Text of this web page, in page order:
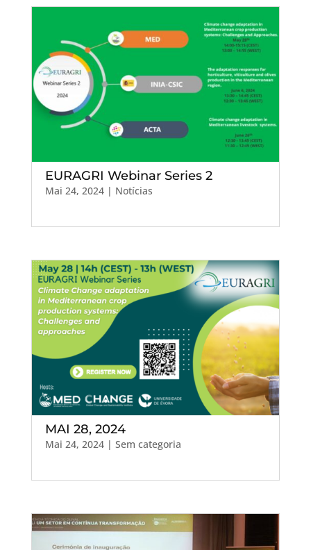
EURAGRI Webinar Series 2
Mai 24, 2024| Notícias
MAI 28, 2024
Mai 24, 2024| Sem categoria